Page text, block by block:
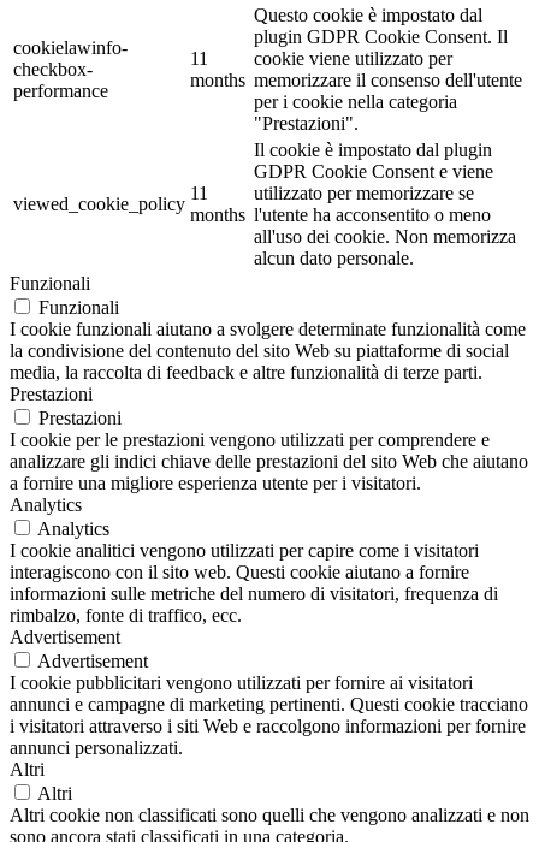
cookielawinfo-
checkbox-
performance
11
months
Questo cookie è impostato dal
plugin GDPR Cookie Consent. Il
cookie viene utilizzato per
memorizzare il consenso dell'utente
per i cookie nella categoria
"Prestazioni".
viewed_cookie_policy
11
months
Il cookie è impostato dal plugin
GDPR Cookie Consent e viene
utilizzato per memorizzare se
l'utente ha acconsentito o meno
all'uso dei cookie. Non memorizza
alcun dato personale.
Funzionali
Funzionali
I cookie funzionali aiutano a svolgere determinate funzionalità come
la condivisione del contenuto del sito Web su piattaforme di social
media, la raccolta di feedback e altre funzionalità di terze parti.
Prestazioni
Prestazioni
I cookie per le prestazioni vengono utilizzati per comprendere e
analizzare gli indici chiave delle prestazioni del sito Web che aiutano
a fornire una migliore esperienza utente per i visitatori.
Analytics
Analytics
I cookie analitici vengono utilizzati per capire come i visitatori
interagiscono con il sito web. Questi cookie aiutano a fornire
informazioni sulle metriche del numero di visitatori, frequenza di
rimbalzo, fonte di traffico, ecc.
Advertisement
Advertisement
I cookie pubblicitari vengono utilizzati per fornire ai visitatori
annunci e campagne di marketing pertinenti. Questi cookie tracciano
i visitatori attraverso i siti Web e raccolgono informazioni per fornire
annunci personalizzati.
Altri
Altri
Altri cookie non classificati sono quelli che vengono analizzati e non
sono ancora stati classificati in una categoria.